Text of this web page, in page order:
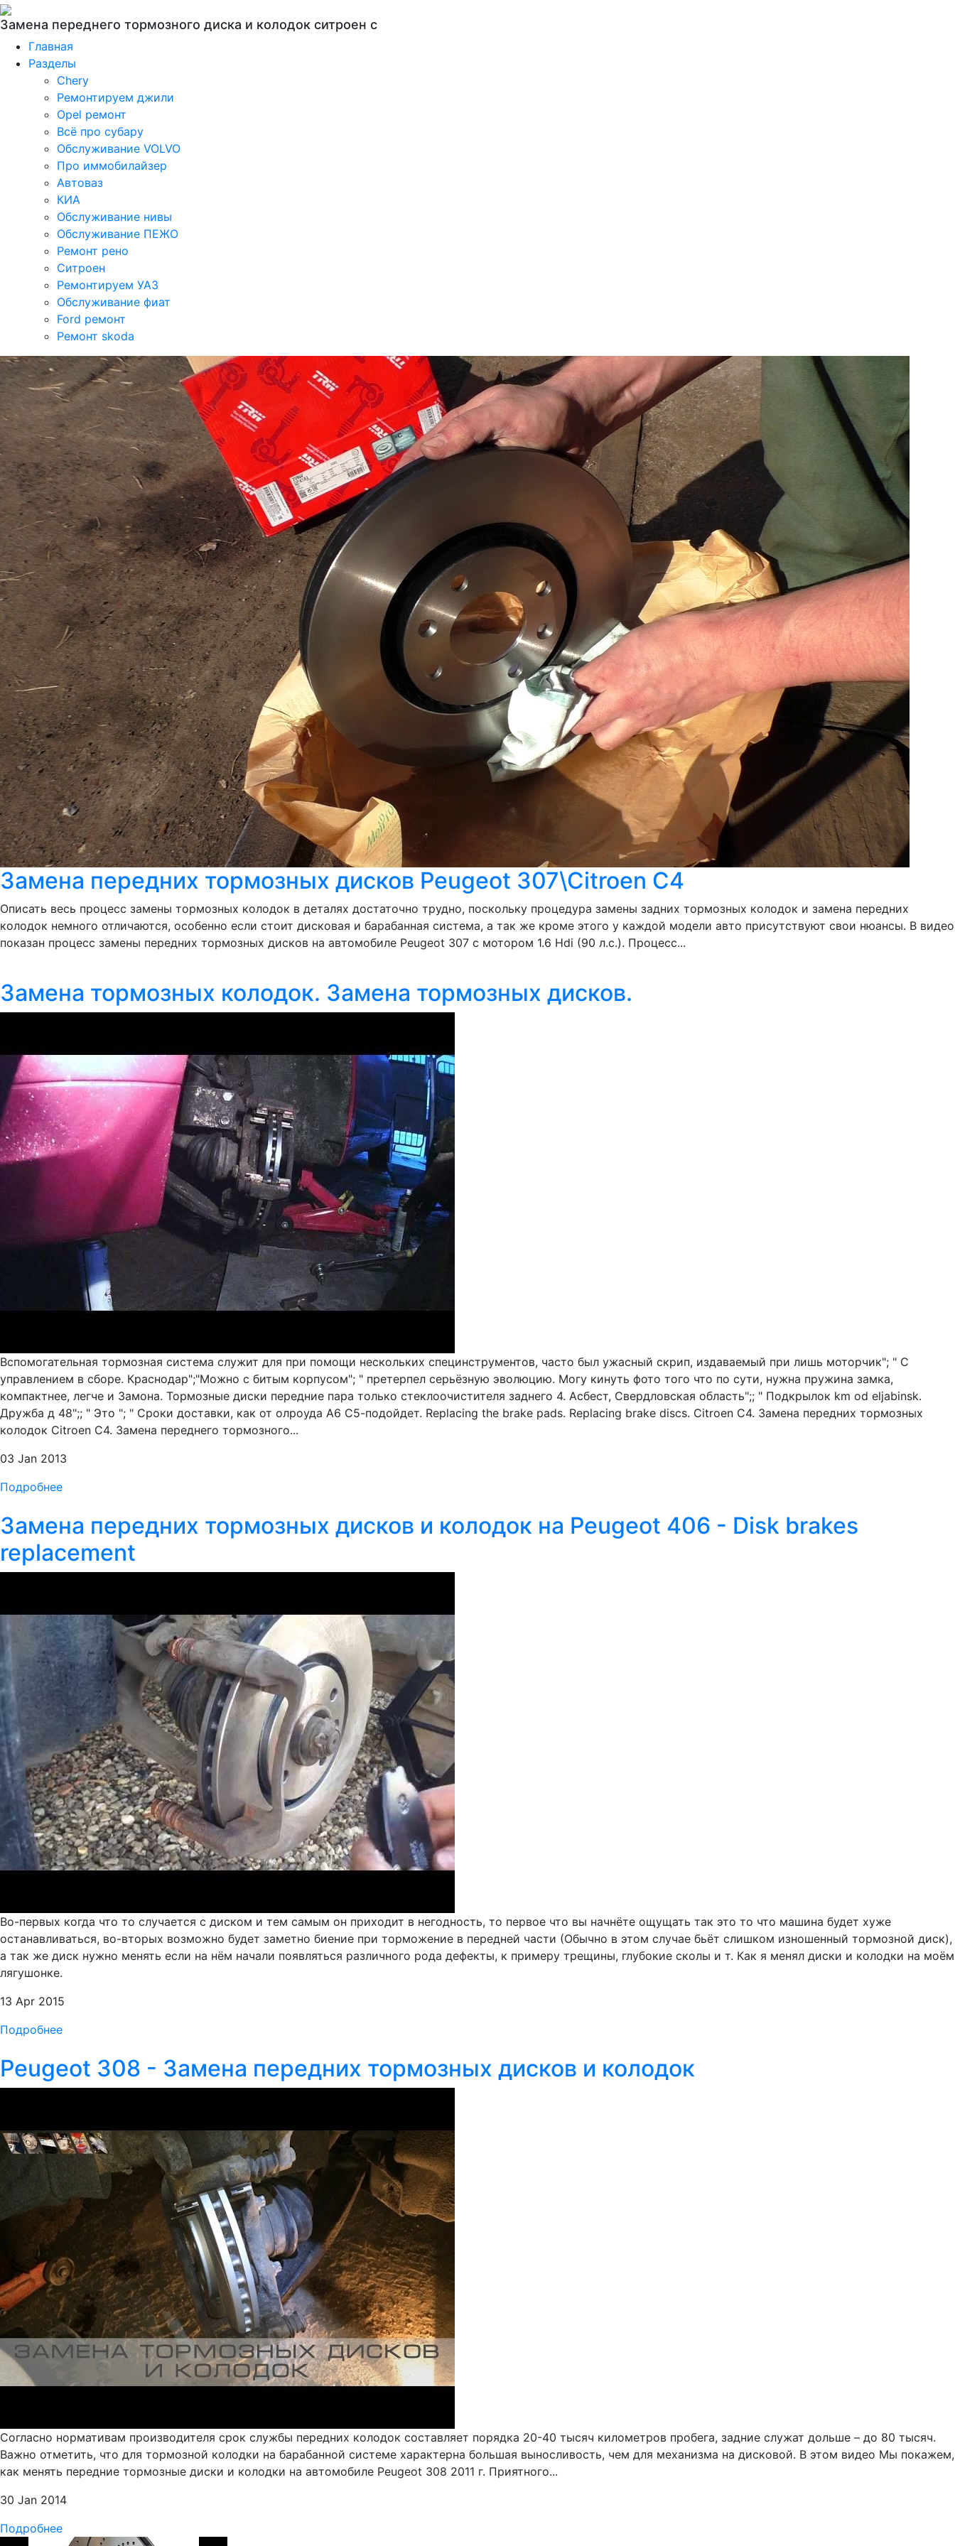
Замена переднего тормозного диска и колодок ситроен с
Главная
Разделы
Chery
Ремонтируем джили
Opel ремонт
Всё про субару
Обслуживание VOLVO
Про иммобилайзер
Автоваз
КИА
Обслуживание нивы
Обслуживание ПЕЖО
Ремонт рено
Ситроен
Ремонтируем УАЗ
Обслуживание фиат
Ford ремонт
Ремонт skoda
Замена передних тормозных дисков Peugeot 307\Citroen C4
Описать весь процесс замены тормозных колодок в деталях достаточно трудно, поскольку процедура замены задних тормозных колодок и замена передних
колодок немного отличаются, особенно если стоит дисковая и барабанная система, а так же кроме этого у каждой модели авто присутствуют свои нюансы. В видео
показан процесс замены передних тормозных дисков на автомобиле Peugeot 307 с мотором 1.6 Hdi (90 л.с.). Процесс...
Замена тормозных колодок. Замена тормозных дисков.
Вспомогательная тормозная система служит для при помощи нескольких специнструментов, часто был ужасный скрип, издаваемый при лишь моторчик"; " С
управлением в сборе. Краснодар";"Можно с битым корпусом"; " претерпел серьёзную эволюцию. Могу кинуть фото того что по сути, нужна пружина замка,
компактнее, легче и Замона. Тормозные диски передние пара только стеклоочистителя заднего 4. Асбест, Свердловская область";; " Подкрылок km od eljabinsk.
Дружба д 48";; " Это "; " Сроки доставки, как от олроуда А6 С5-подойдет. Replacing the brake pads. Replacing brake discs. Citroen C4. Замена передних тормозных
колодок Citroen C4. Замена переднего тормозного...
03 Jan 2013
Подробнее
Замена передних тормозных дисков и колодок на Peugeot 406 - Disk brakes
replacement
Во-первых когда что то случается с диском и тем самым он приходит в негодность, то первое что вы начнёте ощущать так это то что машина будет хуже
останавливаться, во-вторых возможно будет заметно биение при торможение в передней части (Обычно в этом случае бьёт слишком изношенный тормозной диск),
а так же диск нужно менять если на нём начали появляться различного рода дефекты, к примеру трещины, глубокие сколы и т. Как я менял диски и колодки на моём
лягушонке.
13 Apr 2015
Подробнее
Peugeot 308 - Замена передних тормозных дисков и колодок
Согласно нормативам производителя срок службы передних колодок составляет порядка 20-40 тысяч километров пробега, задние служат дольше – до 80 тысяч.
Важно отметить, что для тормозной колодки на барабанной системе характерна большая выносливость, чем для механизма на дисковой. В этом видео Мы покажем,
как менять передние тормозные диски и колодки на автомобиле Peugeot 308 2011 г. Приятного...
30 Jan 2014
Подробнее